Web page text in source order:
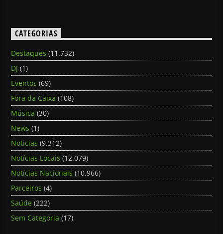
CATEGORIAS
Destaques (11.732)
DJ (1)
Eventos (69)
Fora da Caixa (108)
Música (30)
News (1)
Noticias (9.312)
Notícias Locais (12.079)
Notícias Nacionais (10.966)
Parceiros (4)
Saúde (222)
Sem Categoria (17)